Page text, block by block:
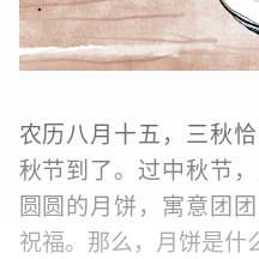
农历八月十五，三秋
秋节到了。过中秋节
圆圆的月饼，寓意团
祝福。那么，月饼是什